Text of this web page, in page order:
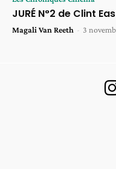
JURÉ N°2 de Clint
Magali Van Reeth - 3